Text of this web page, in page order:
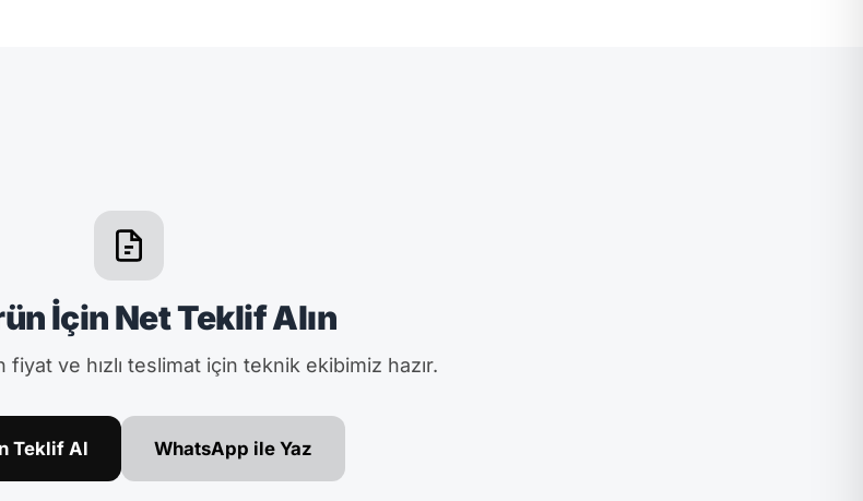
İçin Net Teklif Alın
fiyat ve hızlı teslimat için teknik ekibimiz hazır.
Teklif Al WhatsApp ile Yaz